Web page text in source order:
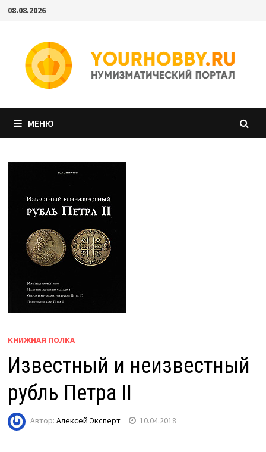
Перейти
содержимому
08.08.2026
МЕНЮ
КНИЖНАЯ ПОЛКА
Известный и неизвестный
рубль Петра II
Автор: Алексей Эксперт 10.04.2018